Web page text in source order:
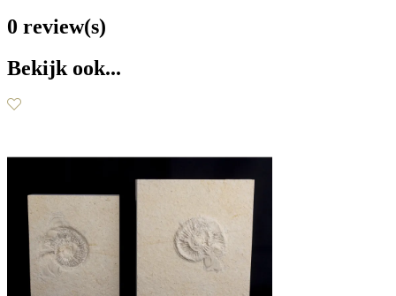
0 review(s)
Bekijk ook...